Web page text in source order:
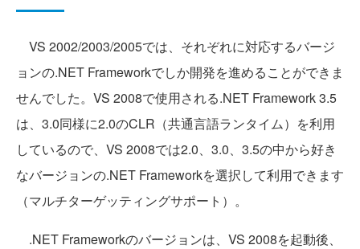
VS 2002/2003/2005では、それぞれに対応するバージ
ョンの.NET Frameworkでしか開発を進めることができま
せんでした。VS 2008で使用される.NET Framework 3.5
は、3.0同様に2.0のCLR（共通言語ランタイム）を利用
しているので、VS 2008では2.0、3.0、3.5の中から好き
なバージョンの.NET Frameworkを選択して利用できます
（マルチターゲッティングサポート）。
.NET Frameworkのバージョンは、VS 2008を起動後、